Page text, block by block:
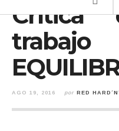
Crítica
AGO 19, 2016 por RED